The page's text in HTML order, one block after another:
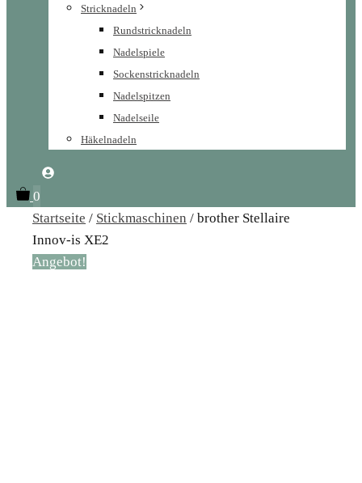
Stricknadeln
Rundstricknadeln
Nadelspiele
Sockenstricknadeln
Nadelspitzen
Nadelseile
Häkelnadeln
0
Startseite / Stickmaschinen / brother Stellaire
Innov-is XE2
Angebot!